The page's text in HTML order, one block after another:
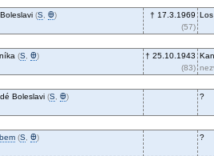
(S Ꚛ)
† 17.3.1969
(57)
(S Ꚛ)
† 25.10.1943
(83)
Boleslavi (S Ꚛ) ?
(S Ꚛ) ?